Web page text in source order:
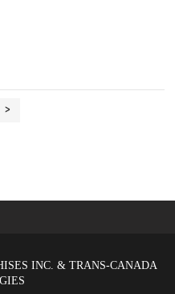
>
INC. & TRANS-CANADA